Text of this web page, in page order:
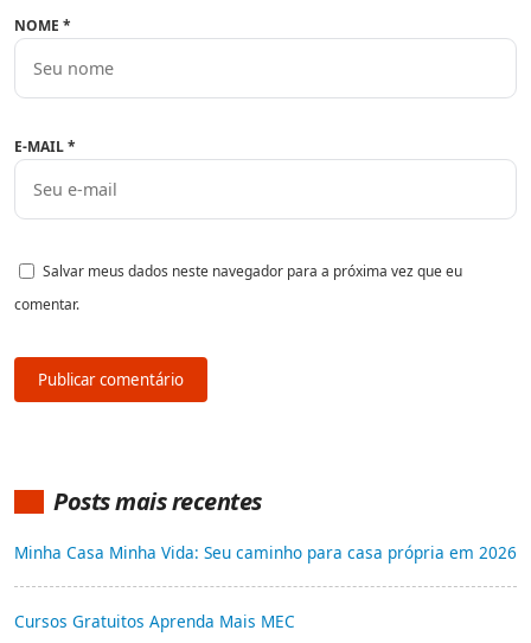
NOME *
E-MAIL*
Salvar meus dados neste navegador para a próxima vez que eu
comentar.
Posts mais recentes
Minha Casa Minha Vida: Seu caminho para casa própria em 2026
Cursos Gratuitos Aprenda Mais MEC